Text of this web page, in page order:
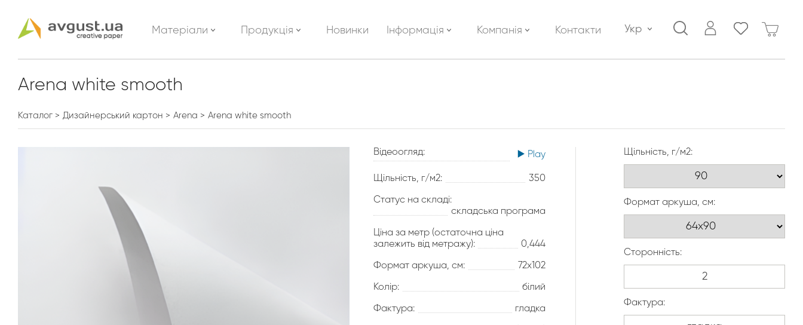
Матеріали Продукція Новинки Інформація Компанія Контакти Укр
Arena white smooth
Каталог Дизайнерський картон Arena Arena white smooth
Відеоогляд: ▶️ Play
Щільність, г/м2: 350
Статус на складі:
складська програма
Ціна за метр (остаточна ціна
залежить від метражу):
0,444
Формат аркуша, см: 72х102
Колір: білий
Фактура: гладка
Щільність, г/м2:
Формат аркуша, см:
Сторонність:
Фактура: